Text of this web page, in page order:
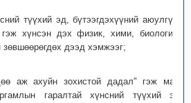
түүхий эд, бүтээгдэхүүний аюулгүйн
хүнсэн дэх физик, хими, биологийн
дээд хэмжээг;
аж ахуйн зохистой дадал" гэж мал,
гаралтай хүнсний түүхий эд,